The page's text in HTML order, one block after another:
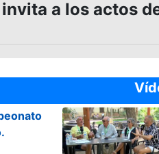
a los actos